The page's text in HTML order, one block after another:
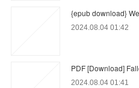
{epub download}
2024.08.04 01:42
PDF [Download]
2024.08.04 01:41